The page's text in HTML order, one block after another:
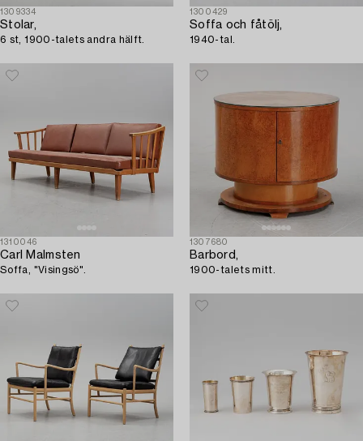
1309334
Stolar,
6 st, 1900-talets andra hälft.
1300429
Soffa och fåtölj,
1940-tal.
1310046
Carl Malmsten
Soffa, "Visingsö".
1307680
Barbord,
1900-talets mitt.